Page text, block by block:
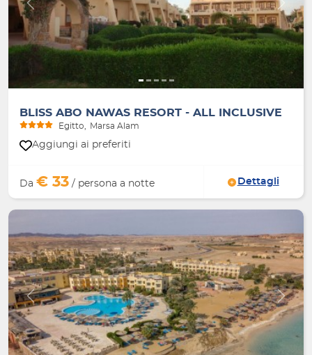
Indietro Avanti
BLISS ABO NAWAS RESORT - ALL INCLUSIVE
Egitto Marsa Alam
Aggiungi ai preferiti
Da € 33 / persona a notte Dettagli
Indietro Avanti